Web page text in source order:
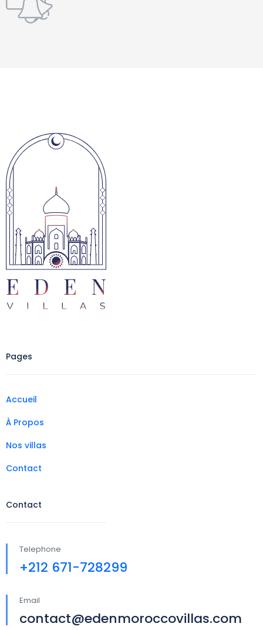
Pages
Accueil
À Propos
Nos villas
Contact
Contact
Telephone
+212 671-728299
Email
contact@edenmoroccovillas.com